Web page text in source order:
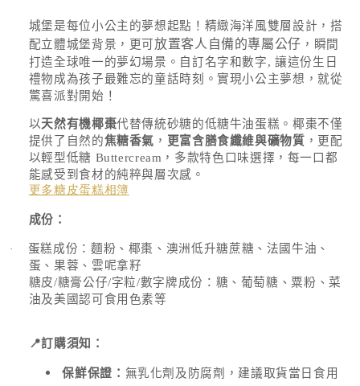
存
貨
單
位
(SKU):
城堡是每位小公主的夢想起點！精緻海洋風雙層設計，搭
配立體城堡背景，更可放置客人自備的專屬公仔 ，瞬間
打造全球唯一的夢幻場景。自訂名字和數字, 讓這份生日
禮物成為孩子最難忘的童話時刻。實現小公主夢想，就從
驚喜派對開始！
以天然有機椰棗代替傳統砂糖的低糖牛油蛋糕。椰棗不僅
提供了自然的焦糖香氣 ， 更富含膳食纖維與礦物質 ，更配
以輕型低糖 Buttercream ，多款特色口味選擇，每一口都
能感受到食材的純粹與層次感。
更多糖皮蛋糕相簿
成份：
·
蛋糕成份：麵粉、椰棗、澳洲低升糖蔗糖、法國牛油、
蛋、果蓉、雲呢拿籽
糖皮/糖膏公仔/字粒/數字牌成份：糖、葡萄糖、粟粉、菜
油及美國認可食用色素等
📍訂購須知：
保鮮保證： 無乳化劑及防腐劑，建議取貨當日食用